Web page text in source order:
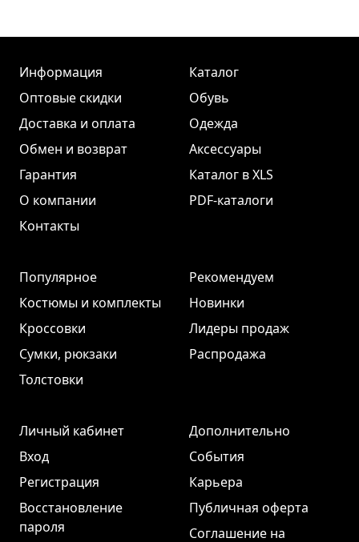
Информация
Оптовые скидки
Доставка и оплата
Обмен и возврат
Гарантия
О компании
Контакты
Каталог
Обувь
Одежда
Аксессуары
Каталог в XLS
PDF-каталоги
Популярное
Костюмы и комплекты
Кроссовки
Сумки, рюкзаки
Толстовки
Рекомендуем
Новинки
Лидеры продаж
Распродажа
Личный кабинет
Вход
Регистрация
Восстановление
пароля
Дополнительно
События
Карьера
Публичная оферта
Соглашение на